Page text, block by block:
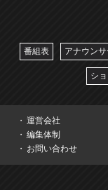
番組表 アナウン
シ
運営会社
編集体制
お問い合わせ